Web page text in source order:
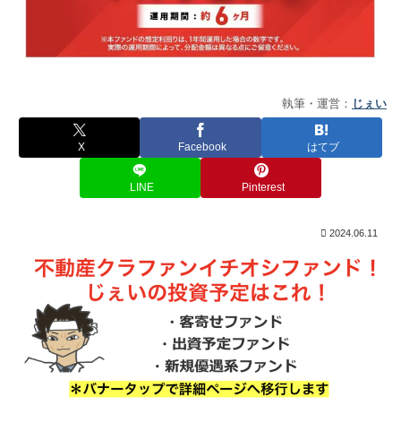
執筆・運営： じぇい
X Facebook はてブ
LINE Pinterest
2024.06.11